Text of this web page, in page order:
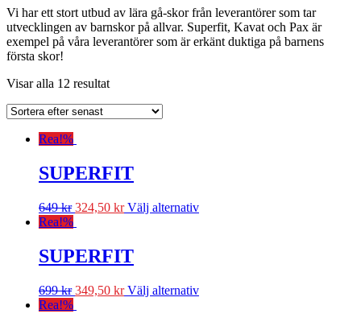
Vi har ett stort utbud av lära gå-skor från leverantörer som tar
utvecklingen av barnskor på allvar. Superfit, Kavat och Pax är
exempel på våra leverantörer som är erkänt duktiga på barnens
första skor!
Visar alla 12 resultat
Rea!%
SUPERFIT
649kr 324,50 kr Välj alternativ
Rea!%
SUPERFIT
699kr 349,50 kr Välj alternativ
Rea!%